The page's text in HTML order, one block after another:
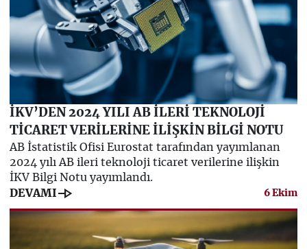
İKV’DEN 2024 YILI AB İLERİ TEKNOLOJİ
TİCARET VERİLERİNE İLİŞKİN BİLGİ NOTU
AB İstatistik Ofisi Eurostat tarafından yayımlanan
2024 yılı AB ileri teknoloji ticaret verilerine ilişkin
İKV Bilgi Notu yayımlandı.
DEVAMI line_end_arrow 6 Ekim